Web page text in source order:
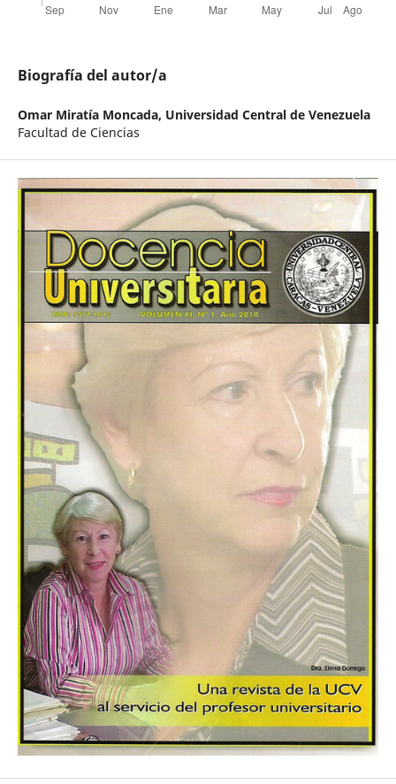
Biografía del autor/a
Omar Miratía Moncada, Universidad Central de Venezuela
Facultad de Ciencias